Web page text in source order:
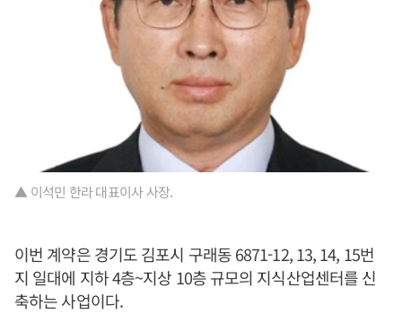
▲ 이석민 한라 대표이사 사장.
이번 계약은 경기도 김포시 구래동 6871-12, 13, 14, 15번
지 일대에 지하 4층~지상 10층 규모의 지식산업센터를 신
축하는 사업이다.